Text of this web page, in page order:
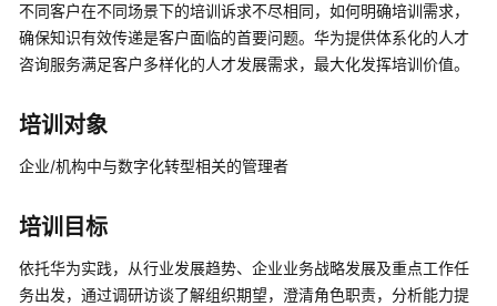
品
介
绍
产
介
咨
询
与
不同客户在不同场景下的培训诉求不尽相同，如何明确培训需求，
确保知识有效传递是客户面临的首要问题。华为提供体系化的人才
咨询服务满足客户多样化的人才发展需求，最大化发挥培训价值。
培训对象
企业/机构中与数字化转型相关的管理者
培训目标
依托华为实践，从行业发展趋势、企业业务战略发展及重点工作任
务出发，通过调研访谈了解组织期望，澄清角色职责，分析能力提